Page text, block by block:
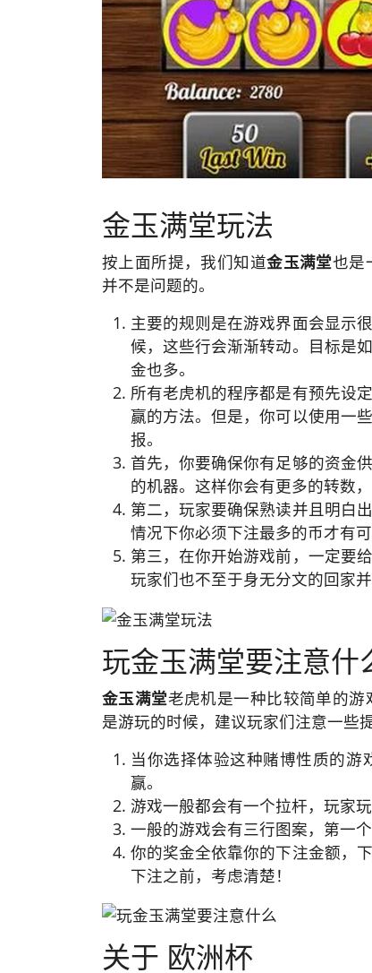
金玉满堂玩法
按上面所提，我们知道金玉满堂也是
并不是问题的。
主要的规则是在游戏界面会显示
候，这些行会渐渐转动。目标是
金也多。
所有老虎机的程序都是有预先设
赢的方法。但是，你可以使用一
报。
首先，你要确保你有足够的资金
的机器。这样你会有更多的转数
第二，玩家要确保熟读并且明白
情况下你必须下注最多的币才有
第三，在你开始游戏前，一定要
玩家们也不至于身无分文的回家
玩金玉满堂要注意什
金玉满堂老虎机是一种比较简单的
是游玩的时候，建议玩家们注意一些提
当你选择体验这种赌博性质的
赢。
游戏一般都会有一个拉杆，玩家
一般的游戏会有三行图案，第一
你的奖金全依靠你的下注金额，
下注之前，考虑清楚！
关于 欧洲杯